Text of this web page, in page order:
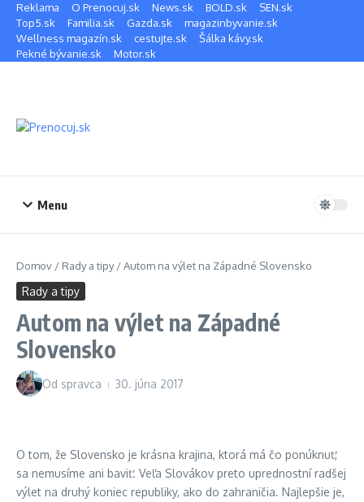
Preskočiť na obsah
Reklama O Prenocuj.sk News.sk BOLD.sk
SEN.sk
Top5.sk
Familia.sk Gazda.sk
magazinbyvanie.sk
Wellness magazín.sk
cestujte.sk
Šálka kávy.sk
Pekné bývanie.sk
Motor.sk
Menu
Domov / Rady a tipy/Autom na výlet na Západné Slovensko
Rady a tipy
Autom na výlet na Západné
Slovensko
Od spravca 30. júna 2017
O tom, že Slovensko je krásna krajina, ktorá má čo ponúknuť,
sa nemusíme ani baviť. Veľa Slovákov preto uprednostní radšej
výlet na druhý koniec republiky, ako do zahraničia. Najlepšie je,